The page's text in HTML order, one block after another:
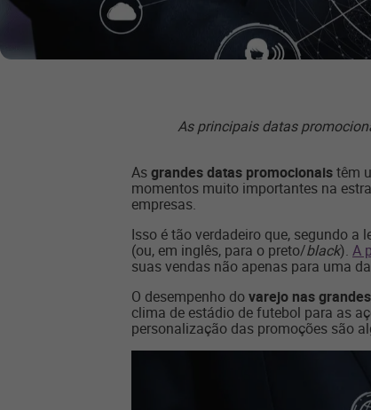
As principais datas
Asgrandes datas promocionaistêm
momentos muito importantes na
empresas.
Isso é tão verdadeiro que, segundo a
(ou, em inglês, para o preto/black). A
suas vendas não apenas para uma
O desempenho dovarejo nas
clima de estádio de futebol para as
personalização das promoções são